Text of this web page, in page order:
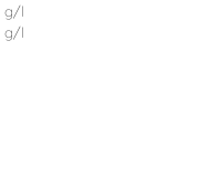
g/l
g/l